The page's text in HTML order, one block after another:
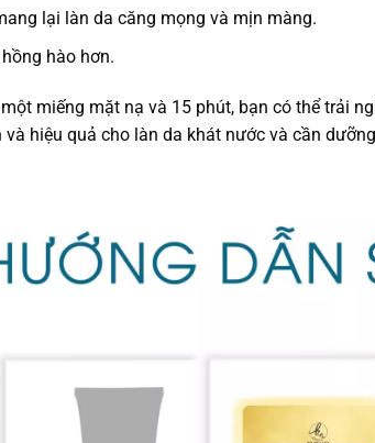
lại làn da căng mọng và mịn màng.
hào hơn.
miếng mặt nạ và 15 phút, bạn có thể trải
hiệu quả cho làn da khát nước và cần